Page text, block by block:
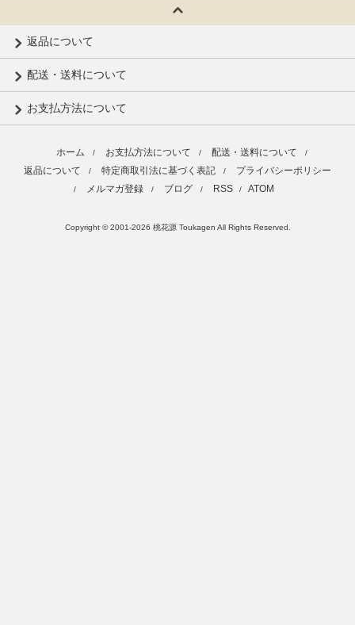
返品について
配送・送料について
お支払方法について
ホーム / お支払方法について / 配送・送料について /
返品について / 特定商取引法に基づく表記 / プライバシーポリシー
/ メルマガ登録 / ブログ / RSS / ATOM
Copyright © 2001-2026 桃花源 Toukagen All Rights Reserved.